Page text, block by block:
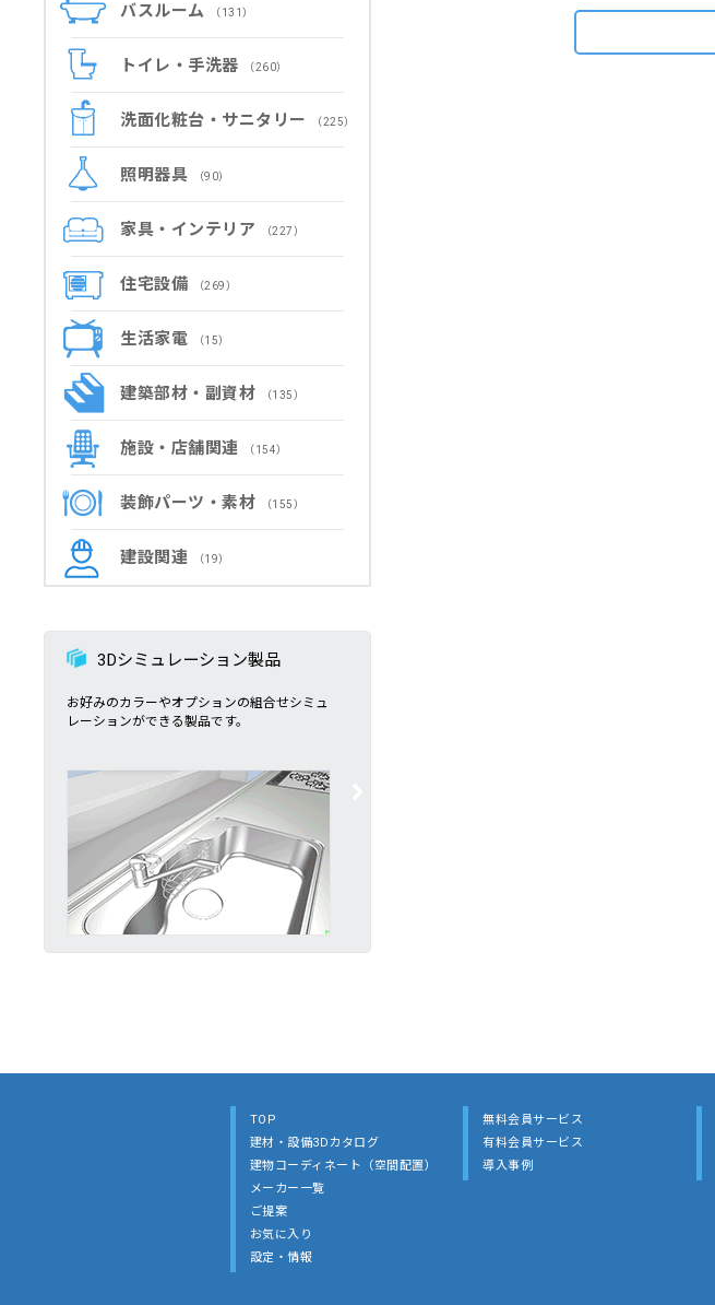
バスルーム （131）
トイレ・手洗器 （260）
洗面化粧台・サニタリー （225）
照明器具 （90）
家具・インテリア （227）
住宅設備 （269）
生活家電 （15）
建築部材・副資材 （135）
施設・店舗関連 （154）
装飾パーツ・素材 （155）
建設関連 （19）
3Dシミュレーション製品
お好みのカラーやオプションの組合せシミュ
レーションができる製品です。
TOP
建材・設備3Dカタログ
建物コーディネート（空間配置）
メーカー一覧
ご提案
お気に入り
設定・情報
無料会員サービス
有料会員サービス
導入事例